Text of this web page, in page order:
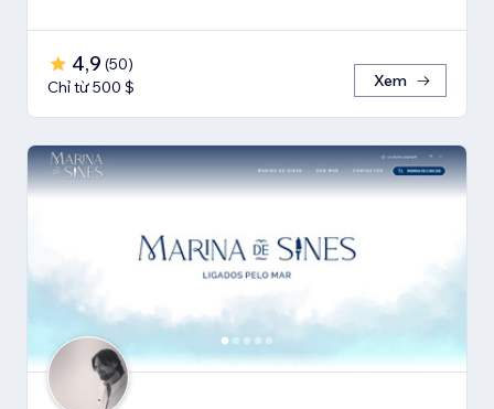
4,9 (50)
Chỉ từ 500 $
Xem